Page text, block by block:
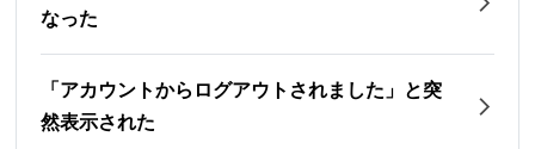
なった
「アカウントからログアウトされました」と突
然表示された